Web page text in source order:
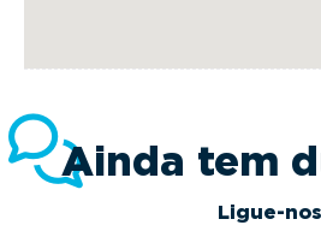
Ainda tem
Ligue-nos